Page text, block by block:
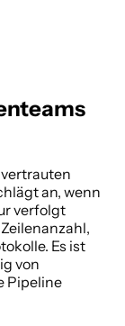
an, wenn
verfolgt
Es ist
von
Pipeline